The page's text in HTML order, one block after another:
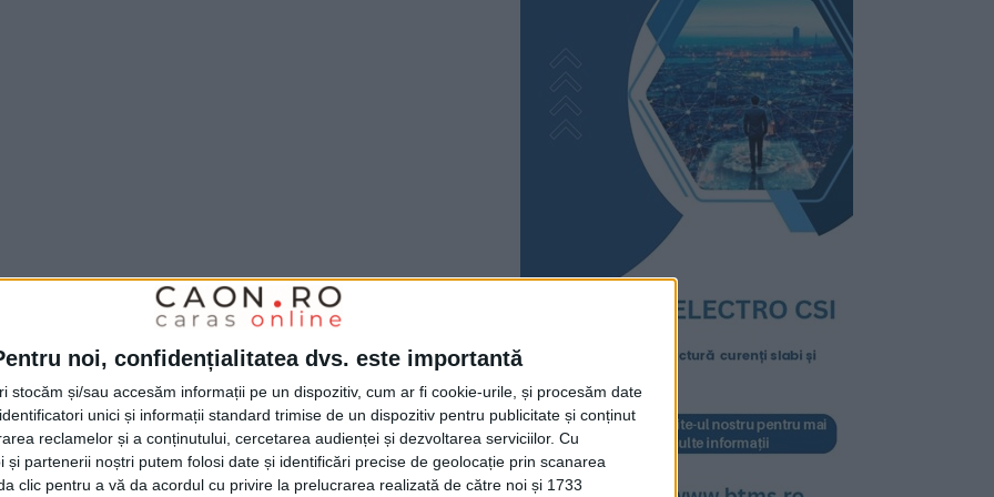
noi, confidențialitatea dvs. este importantă
stocăm și/sau accesăm informații pe un dispozitiv, cum ar fi cookie-urile, și procesăm date
unici și informații standard trimise de un dispozitiv pentru publicitate și conținut
reclamelor și a conținutului, cercetarea audienței și dezvoltarea serviciilor. Cu
și partenerii noștri putem folosi date și identificări precise de geolocație prin scanarea
clic pentru a vă da acordul cu privire la prelucrarea realizată de către noi și 1733
din Timișoara. Mă așteptam la acest
2. Formația Cîțu Timișoara este una
Felicit ambele echipe. Fetele mele au
pentru cum au jucat în repriza a doua.
și pentru faptul că și-au revenit
cont că noi am stat un an și